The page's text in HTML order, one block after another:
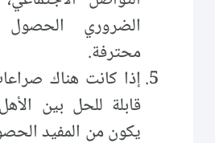
الضروري
محترفة.
إذا كانت هناك
قابلة للحل بين
يكون من المفيد